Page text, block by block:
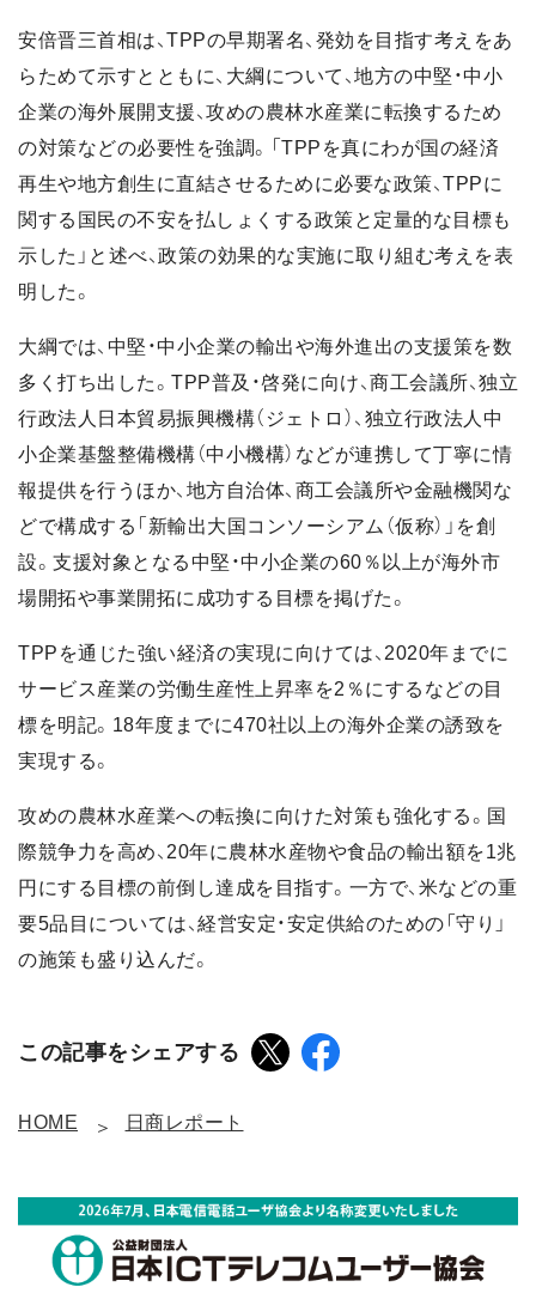
安倍晋三首相は、TPPの早期署名、発効を目指す考えをあ
らためて示すとともに、大綱について、地方の中堅・中小
企業の海外展開支援、攻めの農林水産業に転換するため
の対策などの必要性を強調。「TPPを真にわが国の経済
再生や地方創生に直結させるために必要な政策、TPPに
関する国民の不安を払しょくする政策と定量的な目標も
示した」と述べ、政策の効果的な実施に取り組む考えを表
明した。
大綱では、中堅・中小企業の輸出や海外進出の支援策を数
多く打ち出した。TPP普及・啓発に向け、商工会議所、独立
行政法人日本貿易振興機構（ジェトロ）、独立行政法人中
小企業基盤整備機構（中小機構）などが連携して丁寧に情
報提供を行うほか、地方自治体、商工会議所や金融機関な
どで構成する「新輸出大国コンソーシアム（仮称）」を創
設。支援対象となる中堅・中小企業の60％以上が海外市
場開拓や事業開拓に成功する目標を掲げた。
TPPを通じた強い経済の実現に向けては、2020年までに
サービス産業の労働生産性上昇率を2％にするなどの目
標を明記。18年度までに470社以上の海外企業の誘致を
実現する。
攻めの農林水産業への転換に向けた対策も強化する。国
際競争力を高め、20年に農林水産物や食品の輸出額を1兆
円にする目標の前倒し達成を目指す。一方で、米などの重
要5品目については、経営安定・安定供給のための「守り」
の施策も盛り込んだ。
この記事をシェアする
HOME 日商レポート